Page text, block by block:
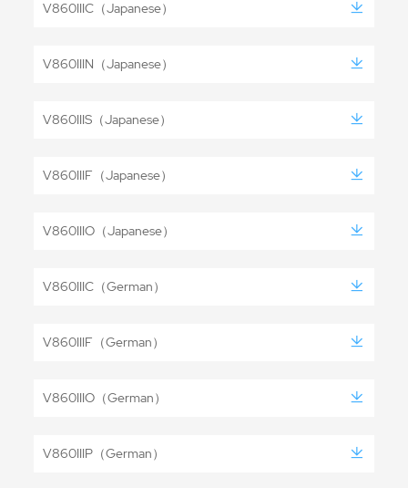
V860IIIC（Japanese）
V860IIIN（Japanese）
V860IIIS（Japanese）
V860IIIF（Japanese）
V860IIIO（Japanese）
V860IIIC（German）
V860IIIF（German）
V860IIIO（German）
V860IIIP（German）